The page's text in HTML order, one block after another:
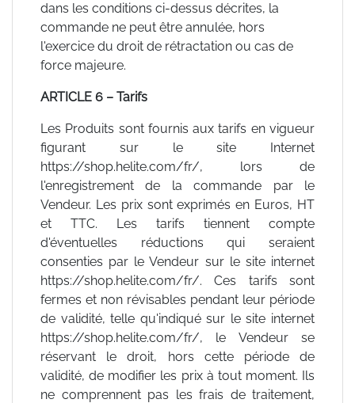
dans les conditions ci-dessus décrites, la
commande ne peut être annulée, hors
l'exercice du droit de rétractation ou cas de
force majeure.
ARTICLE 6 – Tarifs
Les Produits sont fournis aux tarifs en vigueur
figurant sur le site Internet
https://shop.helite.com/fr/, lors de
l'enregistrement de la commande par le
Vendeur. Les prix sont exprimés en Euros, HT
et TTC. Les tarifs tiennent compte
d'éventuelles réductions qui seraient
consenties par le Vendeur sur le site internet
https://shop.helite.com/fr/. Ces tarifs sont
fermes et non révisables pendant leur période
de validité, telle qu'indiqué sur le site internet
https://shop.helite.com/fr/, le Vendeur se
réservant le droit, hors cette période de
validité, de modifier les prix à tout moment. Ils
ne comprennent pas les frais de traitement,